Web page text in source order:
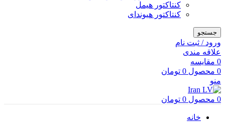
کنتاکتور هیمل
کنتاکتور هیوندای
جستجو
ورود / ثبت نام
علاقه مندی
0 مقایسه
0 محصول 0 تومان
منو
0 محصول 0 تومان
خانه